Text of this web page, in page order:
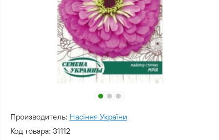
Производитель: Насіння України
Код товара: 31112